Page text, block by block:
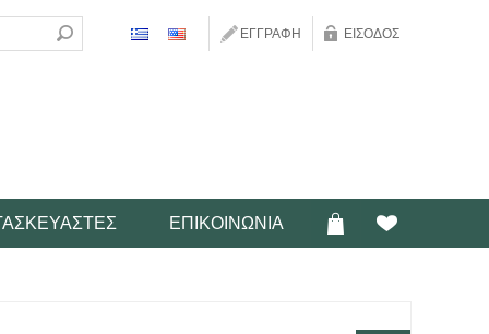
ΕΓΓΡΑΦΉ ΕΊΣΟΔΟΣ
ΕΠΙΚΟΙΝΩΝΊΑ